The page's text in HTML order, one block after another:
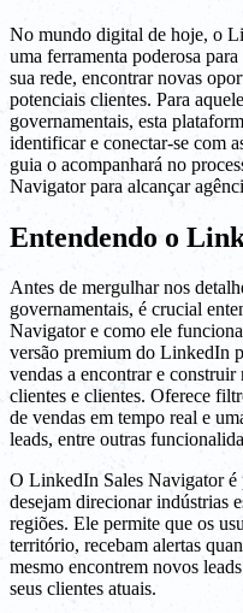
No mundo digital de hoje, o
uma ferramenta poderosa
sua rede, encontrar novas
potenciais clientes. Para
governamentais, esta
identificar e conectar-se com
guia o acompanhará no
Navigator para alcançar
Entendendo o
Antes de mergulhar nos
governamentais, é crucial
Navigator e como ele
versão premium do LinkedIn
vendas a encontrar e
clientes e clientes. Oferece
de vendas em tempo real e
leads, entre outras
O LinkedIn Sales Navigator é
desejam direcionar indústrias
regiões. Ele permite que os
território, recebam alertas
mesmo encontrem novos
seus clientes atuais.